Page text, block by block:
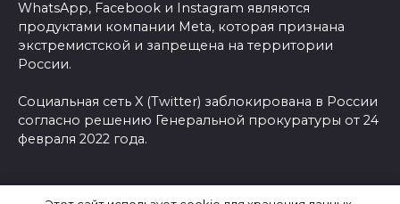
WhatsApp, Facebook и Instagram являются
продуктами компании Meta, которая признана
экстремистской и запрещена на территории
России.
Социальная сеть X (Twitter) заблокирована в России
согласно решению Генеральной прокуратуры от 24
февраля 2022 года.